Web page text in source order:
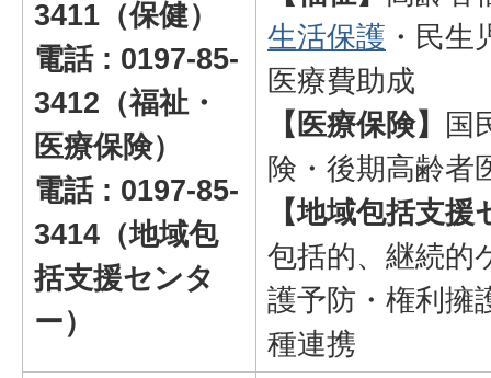
3411（保健）
電話 : 0197-85-
3412（福祉・
医療保険）
電話 : 0197-85-
3414 （地域包
括支援センタ
ー）
生活保護 ・民
医療費助成
【医療保険】
国
険・後期高齢者
【地域包括支
包括的、継続的
護予防・権利擁
種連携